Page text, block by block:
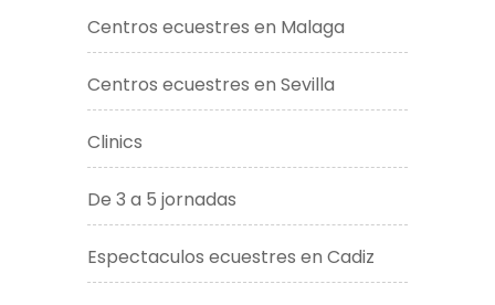
Centros ecuestres en Malaga
Centros ecuestres en Sevilla
Clinics
De 3 a 5 jornadas
Espectaculos ecuestres en Cadiz